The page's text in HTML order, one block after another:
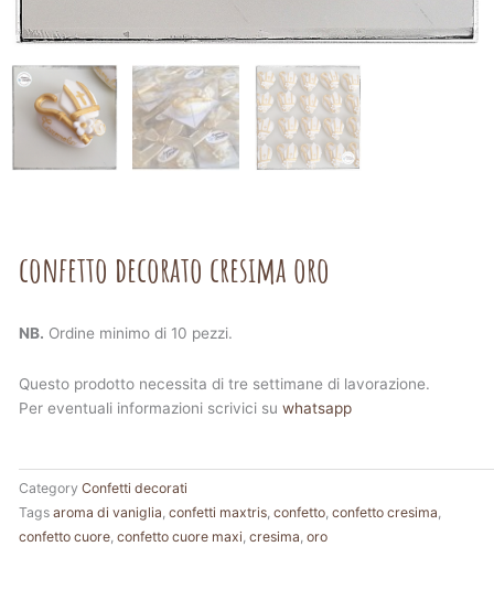
confetto decorato cresima oro
NB. Ordine minimo di 10 pezzi.
Questo prodotto necessita di tre settimane di lavorazione.
Per eventuali informazioni scrivici su whatsapp
Category Confetti decorati
Tags aroma di vaniglia confetti maxtris confetto confetto cresima
confetto cuore confetto cuore maxi cresima oro